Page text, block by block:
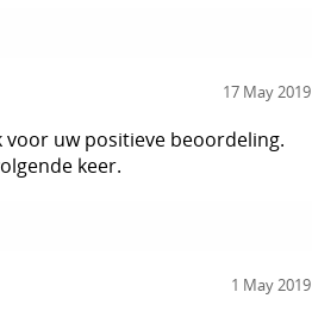
17 May 2019
voor uw positieve beoordeling.
keer.
1 May 2019